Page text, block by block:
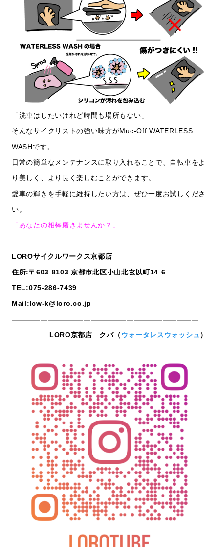
「洗車はしたいけれど時間も場所もない」
そんなサイクリストの強い味方がMuc-Off WATERLESS
WASHです。
日常の簡単なメンテナンスに取り入れることで、自転車をよ
り美しく、より長く楽しむことができます。
愛車の輝きを手軽に維持したい方は、ぜひ一度お試しくださ
い。
「あなたの相棒磨きませんか？」
LOROサイクルワークス京都店
住所:〒603-8103 京都市北区小山北玄以町14-6
TEL:075-286-7439
Mail:lcw-k@loro.co.jp
——————————————————————————
LORO京都店 クバ（ウォータレスウォッシュ ）